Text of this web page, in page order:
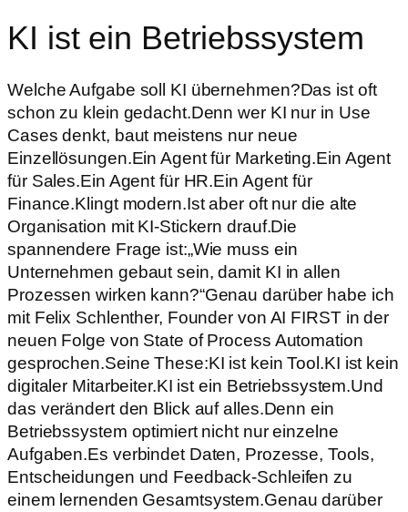
KI ist ein Betriebssystem
Welche Aufgabe soll KI übernehmen?Das ist oft
schon zu klein gedacht.Denn wer KI nur in Use
Cases denkt, baut meistens nur neue
Einzellösungen.Ein Agent für Marketing.Ein Agent
für Sales.Ein Agent für HR.Ein Agent für
Finance.Klingt modern.Ist aber oft nur die alte
Organisation mit KI-Stickern drauf.Die
spannendere Frage ist:„Wie muss ein
Unternehmen gebaut sein, damit KI in allen
Prozessen wirken kann?“Genau darüber habe ich
mit Felix Schlenther, Founder von AI FIRST in der
neuen Folge von State of Process Automation
gesprochen.Seine These:KI ist kein Tool.KI ist kein
digitaler Mitarbeiter.KI ist ein Betriebssystem.Und
das verändert den Blick auf alles.Denn ein
Betriebssystem optimiert nicht nur einzelne
Aufgaben.Es verbindet Daten, Prozesse, Tools,
Entscheidungen und Feedback-Schleifen zu
einem lernenden Gesamtsystem.Genau darüber